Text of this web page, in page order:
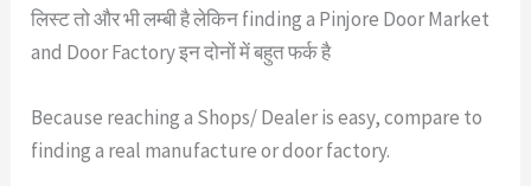
लिस्ट तो और भी लम्बी है लेकिन finding a Pinjore Door Market
and Door Factory इन दोनों में बहुत फर्क है
Because reaching a Shops/ Dealer is easy, compare to
finding a real manufacture or door factory.